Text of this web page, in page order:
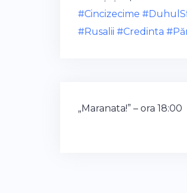
#Cincizecime
#Rusalii #Credinta
Post
„Maranata!” – ora 18:00